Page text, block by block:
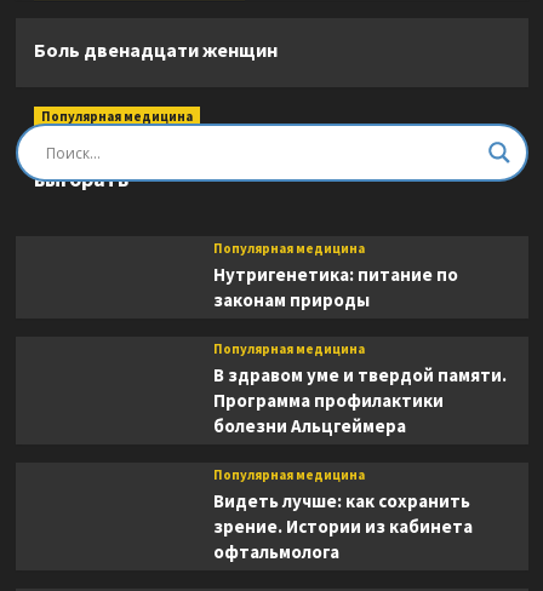
Боль двенадцати женщин
Популярная медицина
Быть врачом. Как помогать, развиваться и не
выгорать
Популярная медицина
Нутригенетика: питание по
законам природы
Популярная медицина
В здравом уме и твердой памяти.
Программа профилактики
болезни Альцгеймера
Популярная медицина
Видеть лучше: как сохранить
зрение. Истории из кабинета
офтальмолога